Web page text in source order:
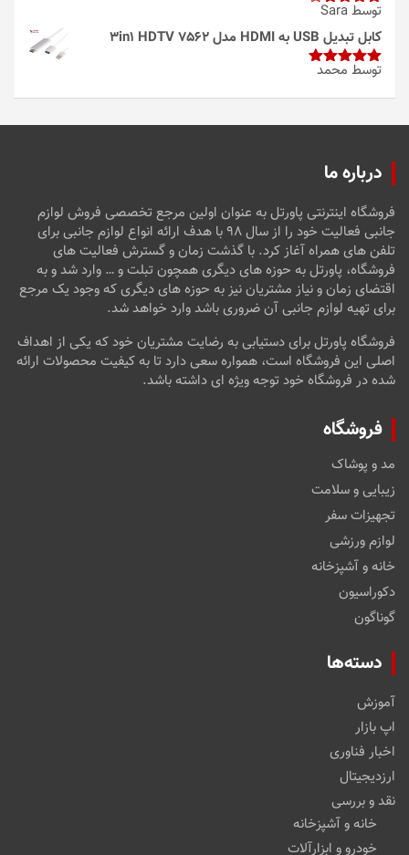
امتیاز4
از 5
توسط Sara
کابل تبدیل USB به HDMI مدل 3in1 HDTV 7562
امتیاز5از
توسط محمد
درباره ما
فروشگاه اینترنتی پاورتل به عنوان اولین مرجع تخصصی فروش لوازم
جانبی فعالیت خود را از سال ۹۸ با هدف ارائه انواع لوازم جانبی برای
تلفن های همراه آغاز کرد. با گذشت زمان و گسترش فعالیت های
فروشگاه، پاورتل به حوزه های دیگری همچون تبلت و … وارد شد و به
اقتضای زمان و نیاز مشتریان نیز به حوزه های دیگری که وجود یک مرجع
برای تهیه لوازم جانبی آن ضروری باشد وارد خواهد شد.
فروشگاه پاورتل برای دستیابی به رضایت مشتریان خود که یکی از اهداف
اصلی این فروشگاه است، همواره سعی دارد تا به کیفیت محصولات ارائه
شده در فروشگاه خود توجه ویژه ای داشته باشد.
فروشگاه
مد و پوشاک
زیبایی و سلامت
تجهیزات سفر
لوازم ورزشی
خانه و آشپزخانه
دکوراسیون
گوناگون
دسته‌ها
آموزش
اپ بازار
اخبار فناوری
ارزدیجیتال
نقد و بررسی
خانه و آشپزخانه
خودرو و ابزارآلات